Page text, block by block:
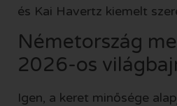
és Kai Havertz kiemelt
Németország
2026-os
Igen, a keret minősége